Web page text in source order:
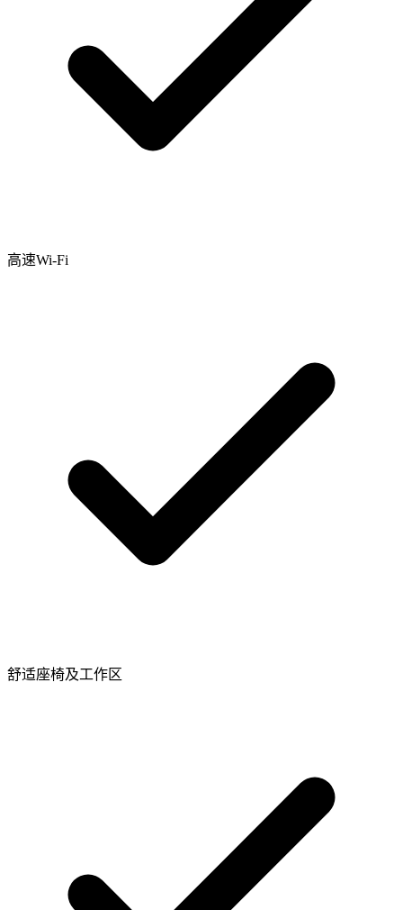
高速Wi-Fi
舒适座椅及工作区